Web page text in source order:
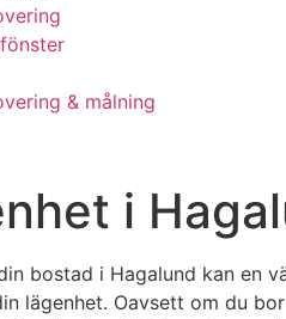
& målning
i
bostad i Hagalund kan en
lägenhet. Oavsett om du